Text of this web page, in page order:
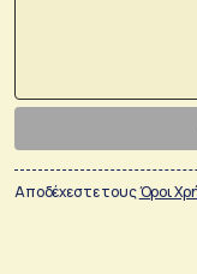
Αποδέχεστε τουςΌροι